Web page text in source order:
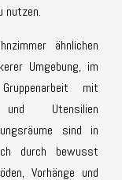
nutzen.
ähnlichen
Umgebung, im
mit
und Utensilien
sind in
durch bewusst
Vorhänge und